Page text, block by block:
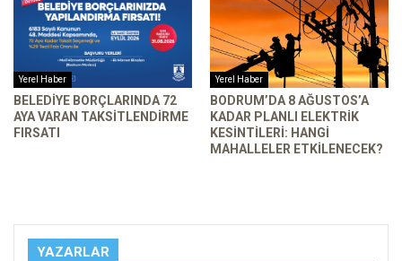
Yerel Haber
BELEDIYE BORÇLARINDA 72
AYA VARAN TAKSITLENDIRME
FIRSATI
Yerel Haber
BODRUM’DA 8 AĞUSTOS’A
KADAR PLANLI ELEKTRIK
KESINTILERI: HANGI
MAHALLELER ETKILENECEK?
YAZARLAR